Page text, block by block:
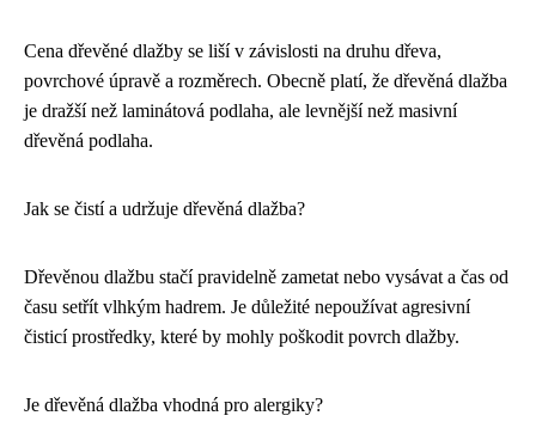
Cena dřevěné dlažby se liší v závislosti na druhu dřeva,
povrchové úpravě a rozměrech. Obecně platí, že dřevěná dlažba
je dražší než laminátová podlaha, ale levnější než masivní
dřevěná podlaha.
Jak se čistí a udržuje dřevěná dlažba?
Dřevěnou dlažbu stačí pravidelně zametat nebo vysávat a čas od
času setřít vlhkým hadrem. Je důležité nepoužívat agresivní
čisticí prostředky, které by mohly poškodit povrch dlažby.
Je dřevěná dlažba vhodná pro alergiky?